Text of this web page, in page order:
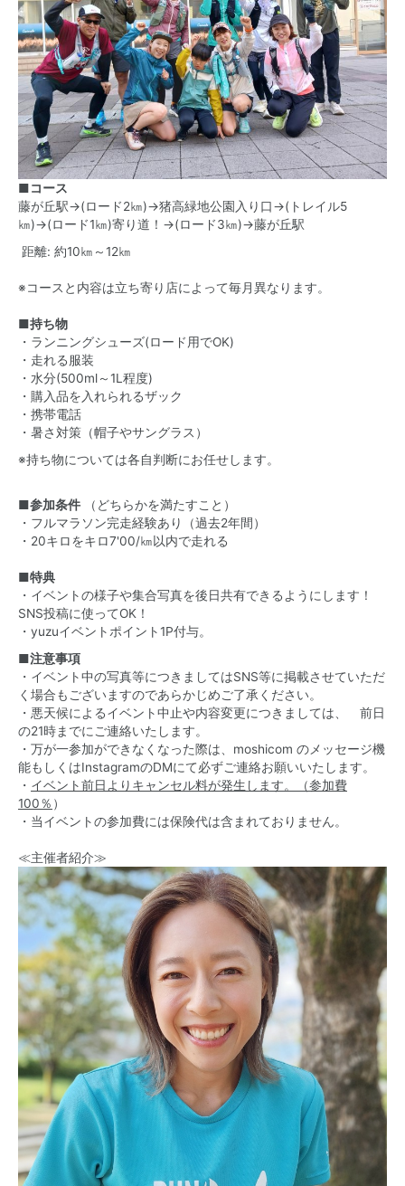
■コース
藤が丘駅→(ロード2㎞)→猪高緑地公園入り口→(トレイル5
㎞)→(ロード1㎞)寄り道！→(ロード3㎞)→藤が丘駅
距離: 約10㎞～12㎞
※コースと内容は立ち寄り店によって毎月異なります。
■持ち物
・ランニングシューズ(ロード用でOK)
・走れる服装
・水分(500ml～1L程度)
・購入品を入れられるザック
・携帯電話
・暑さ対策（帽子やサングラス）
※持ち物については各自判断にお任せします。
■参加条件 （どちらかを満たすこと）
・フルマラソン完走経験あり（過去2年間）
・20キロをキロ7'00/㎞以内で走れる
■特典
・イベントの様子や集合写真を後日共有できるようにします！
SNS投稿に使ってOK！
・yuzuイベントポイント1P付与。
■注意事項
・イベント中の写真等につきましてはSNS等に掲載させていただ
く場合もございますのであらかじめご了承ください。
・悪天候によるイベント中止や内容変更につきましては、 前日
の21時までにご連絡いたします。
・万が一参加ができなくなった際は、moshicom のメッセージ機
能もしくはInstagramのDMにて必ずご連絡お願いいたします。
・ イベント前日よりキャンセル料が発生します。（参加費
100％ ）
・当イベントの参加費には保険代は含まれておりません。
≪主催者紹介≫